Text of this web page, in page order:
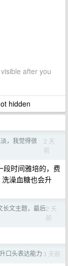
after you
hidden
，我觉得很
2 天
前
段时间雅培的，费
澡血糖也会升
长文主题，最后2 天
前
口头表达能力 3 天前